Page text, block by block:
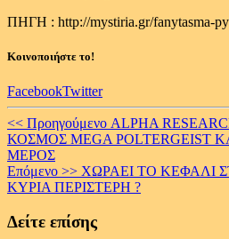
ΠΗΓΗ : http://mystiria.gr/fanytasma-
Κοινοποιήστε το!
FacebookTwitter
Continue
Reading
<< Προηγούμενο ALPHA
ΚΟΣΜΟΣ ΜΕGA POLTERGEIST
ΜΕΡΟΣ
Επόμενο >> ΧΩΡΑΕΙ ΤΟ ΚΕΦΑΛΙ
ΚΥΡΙΑ ΠΕΡΙΣΤΕΡΗ ?
Δείτε επίσης